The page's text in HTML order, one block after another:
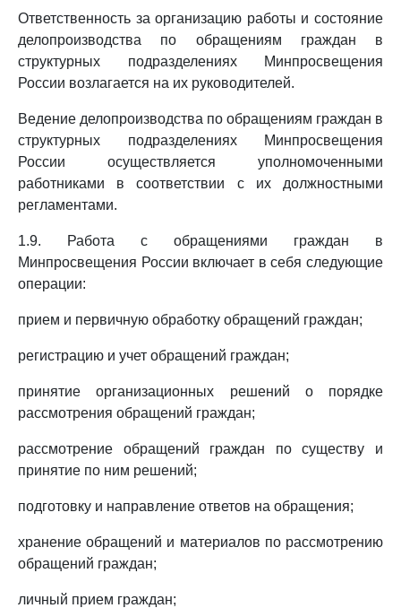
Ответственность за организацию работы и состояние
делопроизводства по обращениям граждан в
структурных подразделениях Минпросвещения
России возлагается на их руководителей.
Ведение делопроизводства по обращениям граждан в
структурных подразделениях Минпросвещения
России осуществляется уполномоченными
работниками в соответствии с их должностными
регламентами.
1.9. Работа с обращениями граждан в
Минпросвещения России включает в себя следующие
операции:
прием и первичную обработку обращений граждан;
регистрацию и учет обращений граждан;
принятие организационных решений о порядке
рассмотрения обращений граждан;
рассмотрение обращений граждан по существу и
принятие по ним решений;
подготовку и направление ответов на обращения;
хранение обращений и материалов по рассмотрению
обращений граждан;
личный прием граждан;